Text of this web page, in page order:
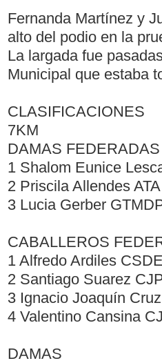
Fernanda Martínez y
alto del podio en la
La largada fue
Municipal que estaba
CLASIFICACIONES
7KM
DAMAS FEDERADAS
1 Shalom Eunice
2 Priscila Allendes
3 Lucia Gerber
CABALLEROS
1 Alfredo Ardiles
2 Santiago Suarez
3 Ignacio Joaquín
4 Valentino Cansina
DAMAS